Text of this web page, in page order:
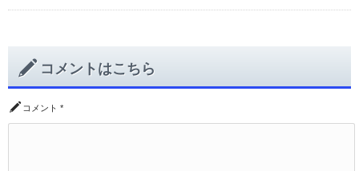
コメントはこちら
コメント *